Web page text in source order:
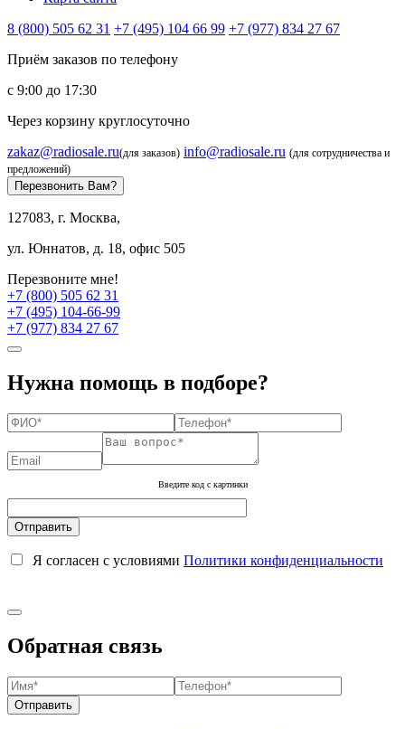
8 (800) 505 62 31 +7 (495) 104 66 99 +7 (977) 834 27 67
Приём заказов по телефону
с 9:00 до 17:30
Через корзину круглосуточно
zakaz@radiosale.ru(для заказов) info@radiosale.ru (для сотрудничества и
предложений)
Перезвонить Вам?
127083, г. Москва,
ул. Юннатов, д. 18, офис 505
Перезвоните мне!
+7 (800) 505 62 31
+7 (495) 104-66-99
+7 (977) 834 27 67
Нужна помощь в подборе?
Введите код с картинки
Я согласен с условиями Политики конфиденциальности
Обратная связь